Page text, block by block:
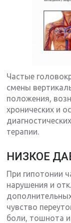
Частые
смены
положения,
хронических и
терапии.
НИЗКОЕ
При гипотонии
нарушения и
чувство
боли, тошнота